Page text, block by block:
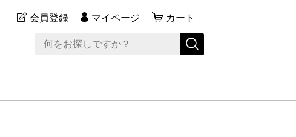
会員登録 マイページ カート